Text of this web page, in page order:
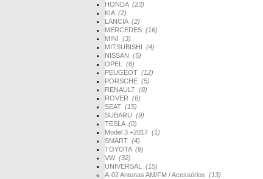
HONDA (23)
KIA (2)
LANCIA (2)
MERCEDES (16)
MINI (3)
MITSUBISHI (4)
NISSAN (5)
OPEL (6)
PEUGEOT (12)
PORSCHE (5)
RENAULT (8)
ROVER (6)
SEAT (15)
SUBARU (9)
TESLA (0)
Model 3 +2017 (1)
SMART (4)
TOYOTA (9)
VW (32)
UNIVERSAL (15)
A-02 Antenas AM/FM / Acessórios (13)